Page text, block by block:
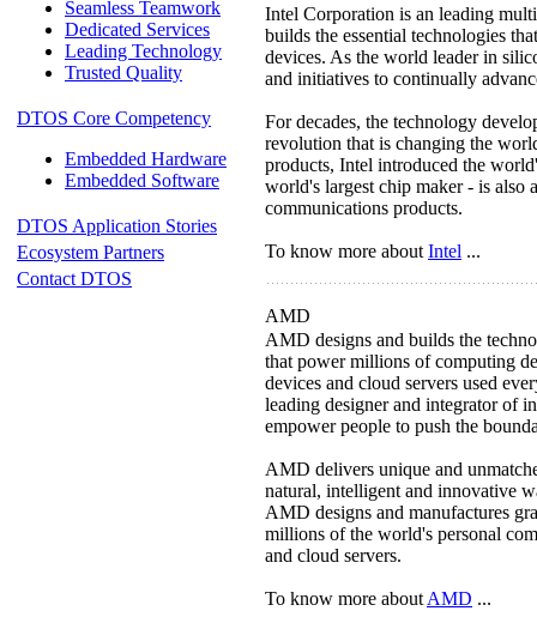
Seamless Teamwork
Dedicated Services
Leading Technology
Trusted Quality
DTOS Core Competency
Embedded Hardware
Embedded Software
DTOS Application Stories
Ecosystem Partners
Contact DTOS
Intel Corporation is an leading
builds the essential technologies
devices. As the world leader in
and initiatives to continually
For decades, the technology
revolution that is changing the
products, Intel introduced the
world's largest chip maker - is also
communications products.
To know more about Intel ...
AMD
AMD designs and builds the
that power millions of computing
devices and cloud servers used
leading designer and integrator of
empower people to push the
AMD delivers unique and
natural, intelligent and innovative
AMD designs and manufactures
millions of the world's personal
and cloud servers.
To know more about AMD ...